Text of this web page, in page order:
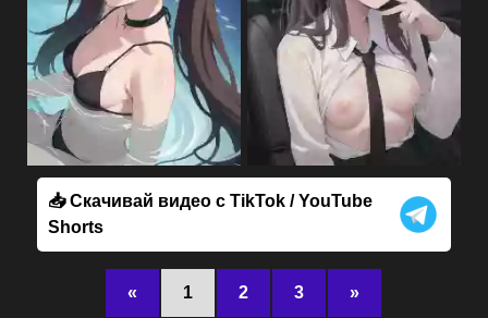
📥 Скачивай видео с TikTok / YouTube
Shorts
« 1 2 3 »